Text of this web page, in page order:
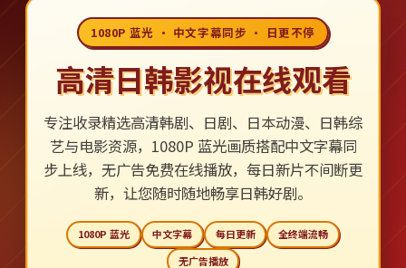
1080P 蓝光 · 中文字幕同步 · 日更不停
高清日韩影视在线观看
专注收录精选高清韩剧、日剧、日本动漫、日韩综
艺与电影资源，1080P 蓝光画质搭配中文字幕同
步上线，无广告免费在线播放，每日新片不间断更
新，让您随时随地畅享日韩好剧。
1080P 蓝光 中文字幕 每日更新
全终端流畅
无广告播放